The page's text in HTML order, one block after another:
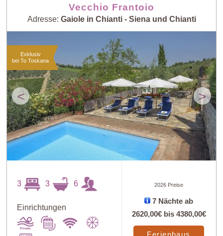
Vecchio Frantoio
Adresse: Gaiole in Chianti - Siena und Chianti
< >
Exklusiv
bei To Toskana
3 3 6
Einrichtungen
2026 Preise
7 Nächte ab
2620,00€bis 4380,00€